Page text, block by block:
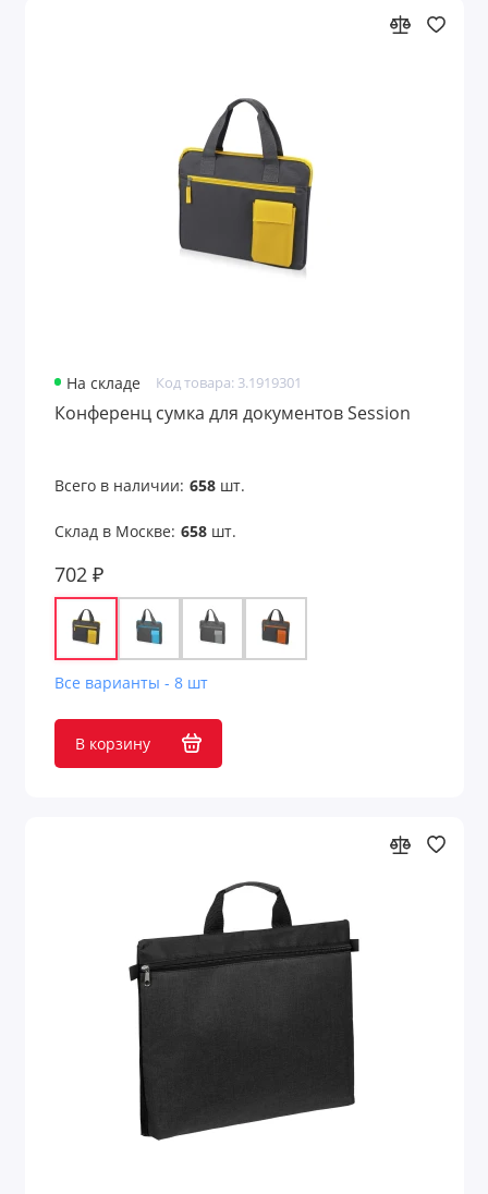
На складе Код товара: 3.1919301
Конференц сумка для документов Session
Всего в наличии: 658шт.
Склад в Москве: 658шт.
702 ₽
Все варианты - 8 шт
В корзину